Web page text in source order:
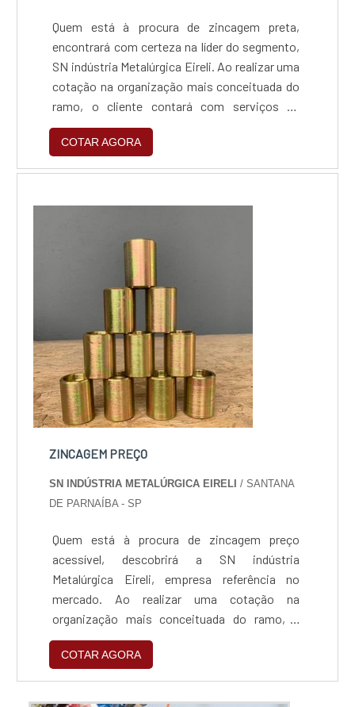
Quem está à procura de zincagem preta,
encontrará com certeza na líder do segmento,
SN indústria Metalúrgica Eireli. Ao realizar uma
cotação na organização mais conceituada do
ramo, o cliente contará com serviços de
excelência e o suporte de especialistas para
sanar eventuais dúvidas.Quando o tema é
zincagem preta, com a SN indústria
custo-benefício e um design completo de
COTAR AGORA
ZINCAGEM PREÇO
SN INDÚSTRIA METALÚRGICA EIRELI/ SANTANA
DE PARNAÍBA - SP
Quem está à procura de zincagem preço
acessível, descobrirá a SN indústria
Metalúrgica Eireli, empresa referência no
mercado. Ao realizar uma cotação na
organização mais conceituada do ramo, o
cliente contará com serviços de excelência e o
suporte de especialistas para sanar eventuais
dúvidas.ZINCAGEM PREÇO JUSTO E
ACESSÍVELQuem procura por zincagem preço
COTAR AGORA